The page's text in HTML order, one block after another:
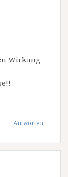
Wirkung
Antworten